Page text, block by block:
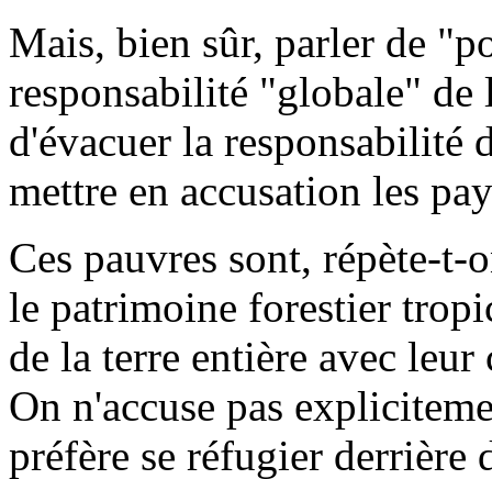
Mais, bien sûr, parler de
responsabilité "globale" de
d'évacuer la responsabilité
mettre en accusation les
Ces pauvres sont, répète-
le patrimoine forestier
de la terre entière avec
On n'accuse pas
préfère se réfugier derrière